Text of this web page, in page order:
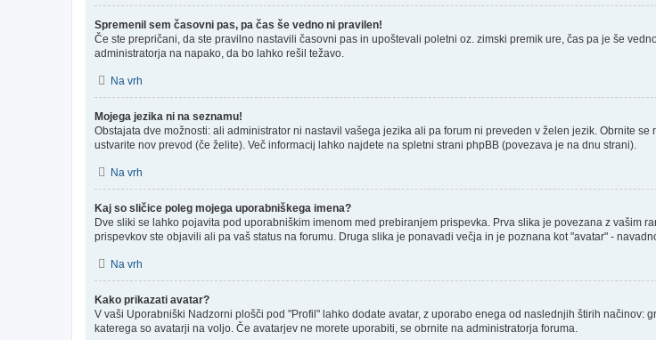
Spremenil sem časovni pas, pa čas še vedno ni pravilen!
Če ste prepričani, da ste pravilno nastavili časovni pas in upoštevali poletni oz. zimski premik ure, čas pa je še
administratorja na napako, da bo lahko rešil težavo.
Na vrh
Mojega jezika ni na seznamu!
Obstajata dve možnosti: ali administrator ni nastavil vašega jezika ali pa forum ni preveden v želen jezik. Obrnite
ustvarite nov prevod (če želite). Več informacij lahko najdete na spletni strani phpBB (povezava je na dnu strani).
Na vrh
Kaj so sličice poleg mojega uporabniškega imena?
Dve sliki se lahko pojavita pod uporabniškim imenom med prebiranjem prispevka. Prva slika je povezana z vašim
prispevkov ste objavili ali pa vaš status na forumu. Druga slika je ponavadi večja in je poznana kot "avatar" -
Na vrh
Kako prikazati avatar?
V vaši Uporabniški Nadzorni plošči pod "Profil" lahko dodate avatar, z uporabo enega od naslednjih štirih načinov:
katerega so avatarji na voljo. Če avatarjev ne morete uporabiti, se obrnite na administratorja foruma.